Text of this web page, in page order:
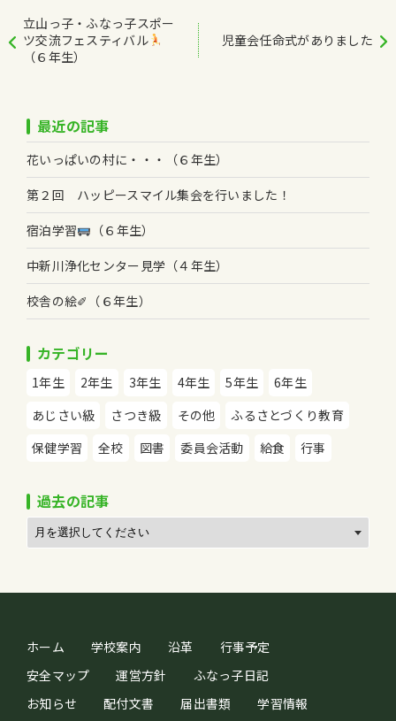
立山っ子・ふなっ子スポー
ツ交流フェスティバル
（６年生）
児童会任命式がありました
最近の記事
花いっぱいの村に・・・（６年生）
第２回 ハッピースマイル集会を行いました！
宿泊学習
（６年生）
中新川浄化センター見学（４年生）
校舎の絵✐（６年生）
カテゴリー
1年生 2年生 3年生 4年生 5年生
6年生
あじさい級
さつき級 その他
ふるさとづくり教育
保健学習
全校 図書 委員会活動 給食 行事
過去の記事
ホーム 学校案内 沿革
行事予定
安全マップ
運営方針
ふなっ子日記
お知らせ
配付文書 届出書類 学習情報